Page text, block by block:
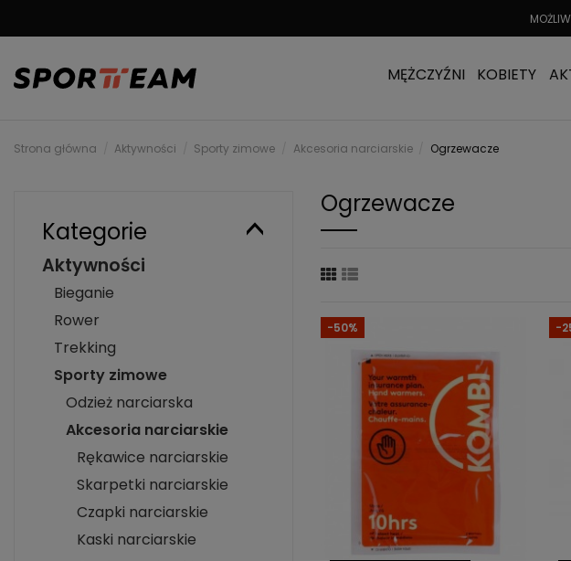
MĘŻCZYŹNI KOBIETY
Strona główna Aktywności Sporty zimowe Akcesoria narciarskie Ogrzewacze
Ogrzewacze
-50% -
Kategorie
Aktywności
Bieganie
Rower
Trekking
Sporty zimowe
Odzież narciarska
Akcesoria narciarskie
Rękawice narciarskie
Skarpetki narciarskie
Czapki narciarskie
Kaski narciarskie